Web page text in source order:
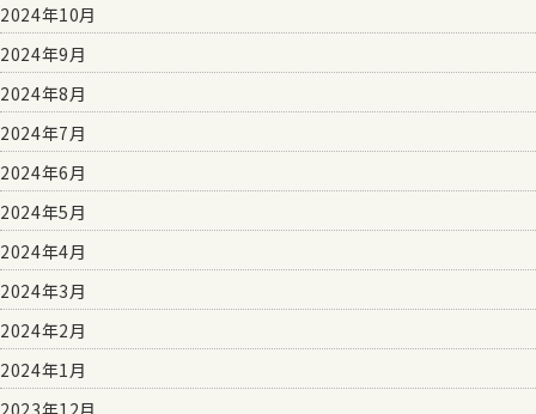
2024年10月
2024年9月
2024年8月
2024年7月
2024年6月
2024年5月
2024年4月
2024年3月
2024年2月
2024年1月
2023年12月